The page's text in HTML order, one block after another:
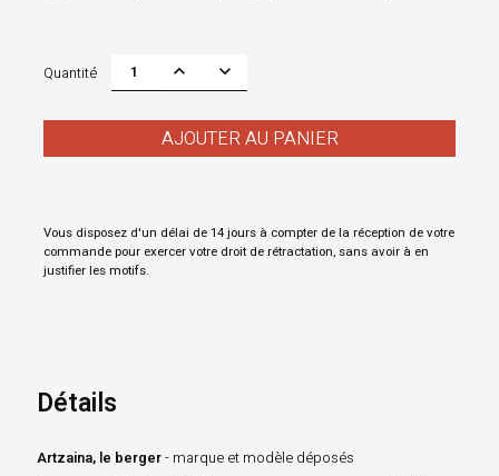
Quantité
AJOUTER AU PANIER
Vous disposez d'un délai de 14 jours à compter de la réception de votre
commande pour exercer votre droit de rétractation, sans avoir à en
justifier les motifs.
Détails
Artzaina, le berger- marque et modèle déposés